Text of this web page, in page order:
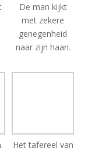
genegenheid
naar zijn haan.
de foto is
vastgelegd in dit